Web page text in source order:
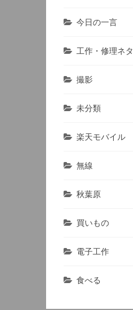
今日の一言
工作・修理ネタ
撮影
未分類
楽天モバイル
無線
秋葉原
買いもの
電子工作
食べる